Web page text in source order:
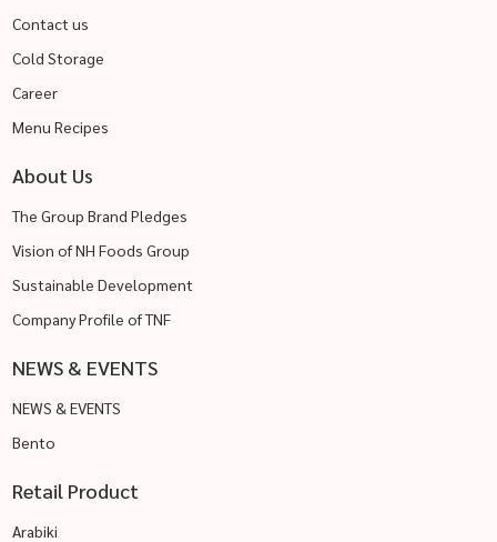
Contact us
Cold Storage
Career
Menu Recipes
About Us
The Group Brand Pledges
Vision of NH Foods Group
Sustainable Development
Company Profile of TNF
NEWS & EVENTS
NEWS & EVENTS
Bento
Retail Product
Arabiki